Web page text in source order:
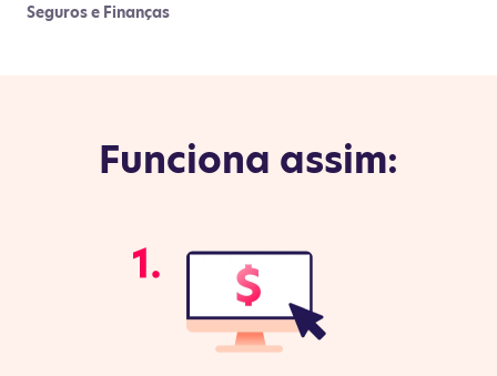
Seguros e Finanças
Funciona assim: